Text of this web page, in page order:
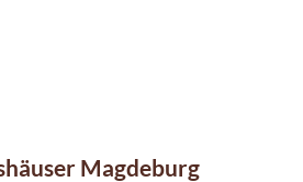
Magdeburg